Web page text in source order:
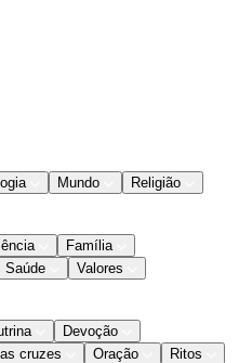
Mundo
Religião
Família
Saúde
Valores
Devoção
cruzes Oração
Ritos